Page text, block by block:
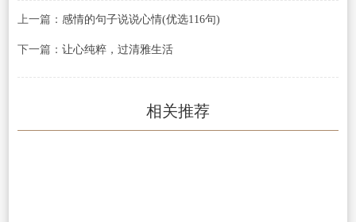
上一篇： 感情的句子说说心情(优选116句)
下一篇： 让心纯粹，过清雅生活
相关推荐